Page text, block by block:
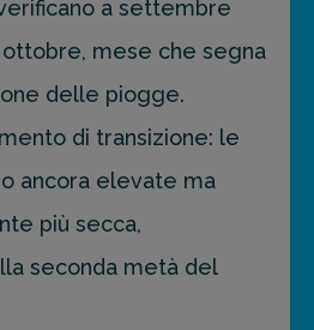
a settembre
mese che segna
delle piogge.
di transizione: le
ancora elevate ma
più secca,
seconda metà del